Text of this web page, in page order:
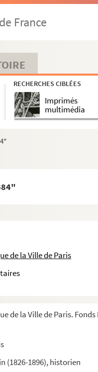
France
RECHERCHES CIBLÉES
Imprimés
multimédia
de la Ville de Paris
de la Ville de Paris.
(1826-1896), historien